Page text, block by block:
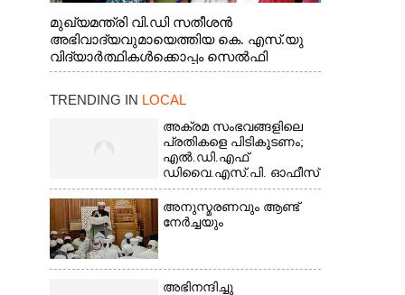
മുഖ്യമന്ത്രി വി.ഡി സതീശൻ
അഭിവാദ്യവുമായെത്തിയ കെ. എസ്.യു
വിദ്യാർത്ഥികൾക്കൊപ്പം സെൽഫി
എടുത്തപ്പോൾ
TRENDING IN LOCAL
അക്രമ സംഭവങ്ങളിലെ
പ്രതികളെ പിടികൂടണം;
എൽ.ഡി.എഫ്
ഡിവൈ.എസ്.പി. ഓഫീസ്
മാർച്ച്
അനുസ്മരണവും ആണ്ട്
നേർച്ചയും
അഭിനന്ദിച്ചു